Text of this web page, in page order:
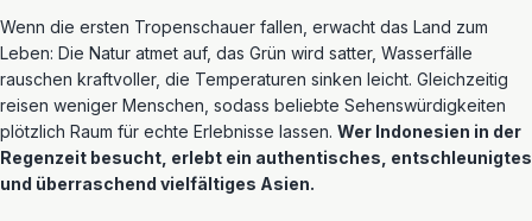
Wenn die ersten Tropenschauer fallen, erwacht das Land zum
Leben: Die Natur atmet auf, das Grün wird satter, Wasserfälle
rauschen kraftvoller, die Temperaturen sinken leicht. Gleichzeitig
reisen weniger Menschen, sodass beliebte Sehenswürdigkeiten
plötzlich Raum für echte Erlebnisse lassen. Wer Indonesien in der
Regenzeit besucht, erlebt ein authentisches, entschleunigtes
und überraschend vielfältiges Asien.